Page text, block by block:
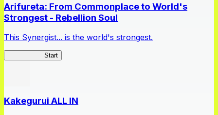
Arifureta: From Commonplace to World's
Strongest - Rebellion Soul
This Synergist... is the world's strongest.
Start
Kakegurui ALL IN